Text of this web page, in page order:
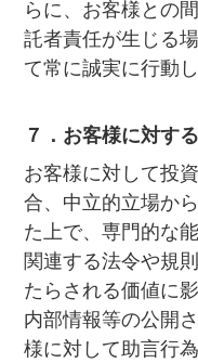
らに、お客様との
託者責任が生じる
て常に誠実に行動し
７．お客様に対す
お客様に対して投
合、中立的立場か
た上で、専門的な
関連する法令や規
たらされる価値に
内部情報等の公開
様に対して助言行